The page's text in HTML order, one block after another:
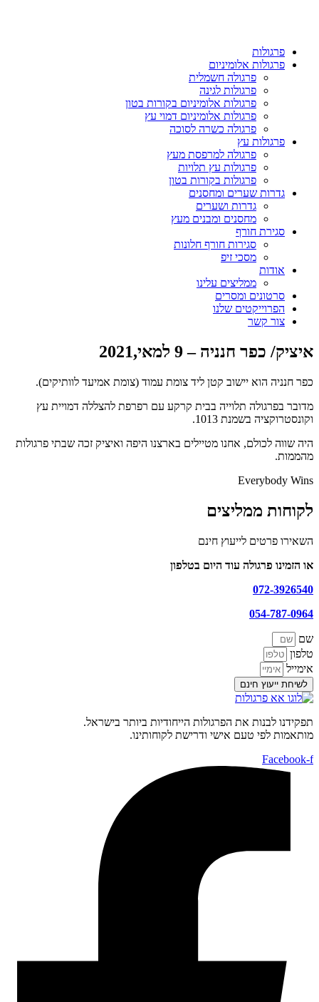
פרגולות
פרגולות אלומיניום
פרגולה חשמלית
פרגולות לגינה
פרגולות אלומיניום בקורות בטון
פרגולות אלומיניום דמוי עץ
פרגולה כשרה לסוכה
פרגולות עץ
פרגולה למרפסת מעץ
פרגולות עץ תלויות
פרגולות בקורות בטון
גדרות שערים ומחסנים
גדרות ושערים
מחסנים ומבנים מעץ
סגירת חורף
סגירות חורף חלונות
מסכי זיפ
אודות
ממליצים עלינו
סרטונים ומסרים
הפרוייקטים שלנו
צור קשר
איציק/ כפר חנניה – 9 למאי,2021
מטה
מספרות
את
סיפור
איציק/
חנניה
כפר חנניה הוא יישוב קטן ליד צומת עמוד (צומת אמיעד לוותיקים).
מדובר בפרגולה תלוייה בבית קרקע עם רפרפת להצללה דמויית עץ
וקונסטרוקציה בשמנת 1013.
היה שווה לכולם, אחנו מטיילים בארצנו היפה ואיציק זכה שבתי פרגולות
מהממות.
Everybody Wins
לקוחות ממליצים
השאירו פרטים לייעוץ חינם
או הזמינו פרגולה עוד היום בטלפון
072-3926540
054-787-0964
שם
טלפון
אימייל
לשיחת ייעוץ חינם
תפקידנו לבנות את הפרגולות הייחודיות ביותר בישראל.
מותאמות לפי טעם אישי ודרישת לקוחותינו.
Facebook-f